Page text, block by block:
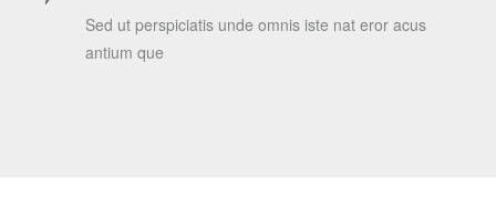
Sed ut perspiciatis unde omnis iste nat eror acus
antium que